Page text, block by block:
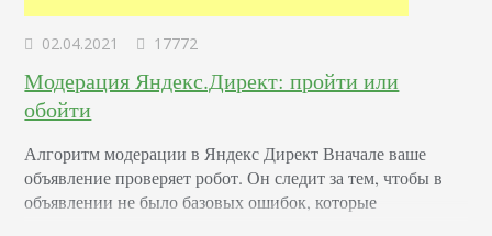
02.04.2021 17772
Модерация Яндекс.Директ: пройти или
обойти
Алгоритм модерации в Яндекс Директ Вначале ваше
объявление проверяет робот. Он следит за тем, чтобы в
объявлении не было базовых ошибок, которые